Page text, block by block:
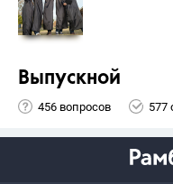
Выпускной
456 вопросов 577